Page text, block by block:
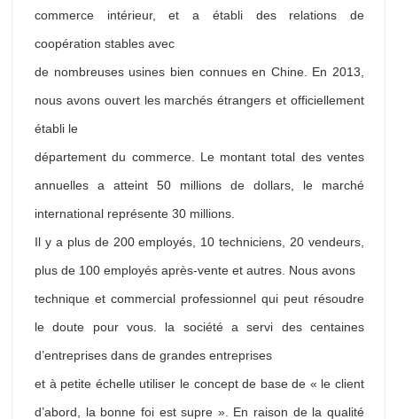
commerce intérieur, et a établi des relations de
coopération stables avec
de nombreuses usines bien connues en Chine. En 2013,
nous avons ouvert les marchés étrangers et officiellement
établi le
département du commerce. Le montant total des ventes
annuelles a atteint 50 millions de dollars, le marché
international représente 30 millions.
Il y a plus de 200 employés, 10 techniciens, 20 vendeurs,
plus de 100 employés après-vente et autres. Nous avons
technique et commercial professionnel qui peut résoudre
le doute pour vous. la société a servi des centaines
d’entreprises dans de grandes entreprises
et à petite échelle utiliser le concept de base de « le client
d’abord, la bonne foi est supre ». En raison de la qualité